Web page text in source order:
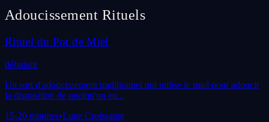
Adoucissement Rituels
Rituel du Pot de Miel
débutant
Un sort d'adoucissement traditionnel qui utilise le miel pour adoucir
la disposition de quelqu'un en...
15-20 minutes•Lune Croissante